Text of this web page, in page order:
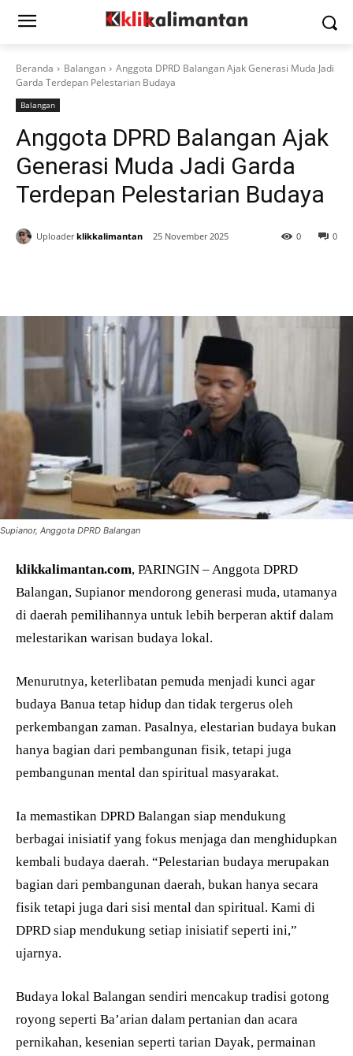
Beranda Balangan
Anggota DPRD Balangan Ajak Generasi Muda Jadi
Garda Terdepan Pelestarian Budaya
Balangan
Anggota DPRD Balangan Ajak
Generasi Muda Jadi Garda
Terdepan Pelestarian Budaya
Uploader klikkalimantan 25 November 2025 0
0
Supianor, Anggota DPRD Balangan
klikkalimantan.com, PARINGIN – Anggota DPRD
Balangan, Supianor mendorong generasi muda, utamanya
di daerah pemilihannya untuk lebih berperan aktif dalam
melestarikan warisan budaya lokal.
Menurutnya, keterlibatan pemuda menjadi kunci agar
budaya Banua tetap hidup dan tidak tergerus oleh
perkembangan zaman. Pasalnya, elestarian budaya bukan
hanya bagian dari pembangunan fisik, tetapi juga
pembangunan mental dan spiritual masyarakat.
Ia memastikan DPRD Balangan siap mendukung
berbagai inisiatif yang fokus menjaga dan menghidupkan
kembali budaya daerah. “Pelestarian budaya merupakan
bagian dari pembangunan daerah, bukan hanya secara
fisik tetapi juga dari sisi mental dan spiritual. Kami di
DPRD siap mendukung setiap inisiatif seperti ini,”
ujarnya.
Budaya lokal Balangan sendiri mencakup tradisi gotong
royong seperti Ba’arian dalam pertanian dan acara
pernikahan, kesenian seperti tarian Dayak, permainan